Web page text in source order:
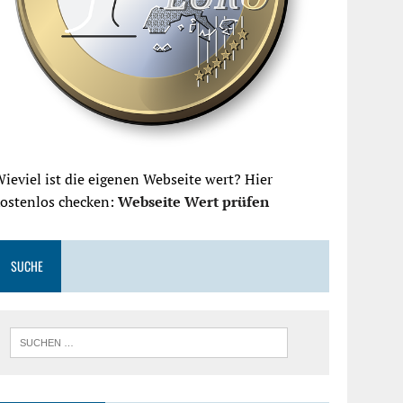
ist die eigenen Webseite wert? Hier
checken:Webseite Wert prüfen
SUCHE